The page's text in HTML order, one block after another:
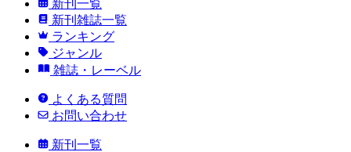
新刊一覧
新刊雑誌一覧
ランキング
ジャンル
雑誌・レーベル
よくある質問
お問い合わせ
新刊一覧